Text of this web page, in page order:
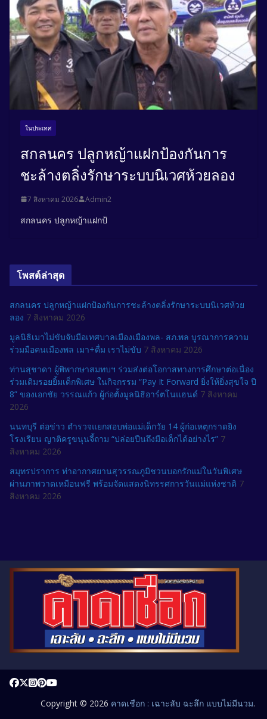
ในประเทศ
สกลนคร ปลูกหญ้าแฝกป้องกันการ
ชะล้างตลิ่งรักษาระบบนิเวศห้วยลอง
7 สิงหาคม 2026 Admin2
สกลนคร ปลูกหญ้าแฝกป้
โพสต์ล่าสุด
สกลนคร ปลูกหญ้าแฝกป้องกันการชะล้างตลิ่งรักษาระบบนิเวศห้วย
ลอง 7 สิงหาคม 2026
มูลนิธิเมาไม่ขับจับมือเทศบาลเมืองเมืองพล- สภ.พล บูรณาการความ
ร่วมมือคนเมืองพล เมา+ดื่ม เราไม่ขับ 7 สิงหาคม 2026
ท่านสุชาดา ผู้พิพากษาสมทบฯ ร่วมส่งต่อโอกาสทางการศึกษาต่อเนื่อง
ร่วมเติมรอยยิ้มเด็กพิเศษ ในกิจกรรม “Pay It Forward ยิ่งให้ยิ่งสุขใจ ปี
8” ของเอกชัย วรรณแก้ว ผู้ก่อตั้งมูลนิธิอาร์ตโนแฮนด์ 7 สิงหาคม
2026
นนทบุรี ต่อข่าว ตำรวจแยกสอบพ่อแม่เด็กวัย 14 ผู้ก่อเหตุกราดยิง
โรงเรียน ญาติครูขนุนจี้ถาม “ปล่อยปืนถึงมือเด็กได้อย่างไร” 7
สิงหาคม 2026
สมุทรปราการ ท่าอากาศยานสุวรรณภูมิชวนบอกรักแม่ในวันพิเศษ
ผ่านภาพวาดเหมือนฟรี พร้อมจัดแสดงนิทรรศการวันแม่แห่งชาติ 7
สิงหาคม 2026
Copyright © 2026 คาดเชือก : เฉาะลับ ฉะลึก แบบไม่มีนวม.